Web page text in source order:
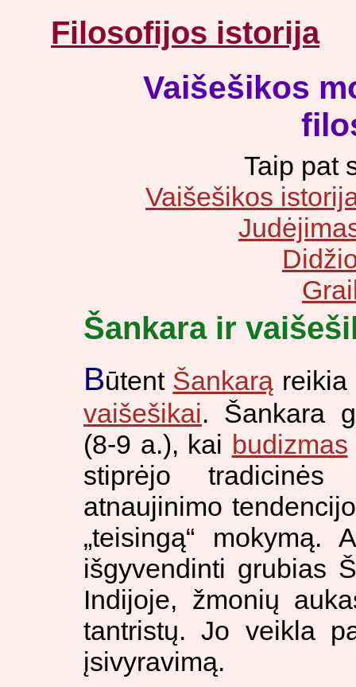
Filosofijos istorija
Vaišešikos
Taip pat
Vaišešikos
Šankara ir
Būtent Šankarą reikia
vaišešikai. Šankara
(8-9 a.), kai budizmas
stiprėjo tradicinės
atnaujinimo
„teisingą“ mokymą.
išgyvendinti grubias
Indijoje, žmonių
tantristų. Jo veikla
įsivyravimą.